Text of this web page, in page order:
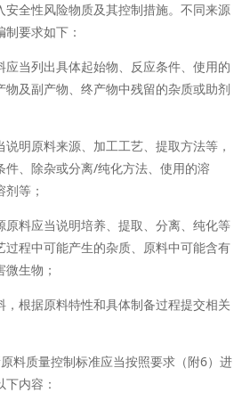
安全性风险物质及其控制措施。不同来源
要求如下：
应当列出具体起始物、反应条件、使用的
及副产物、终产物中残留的杂质或助剂
说明原料来源、加工工艺、提取方法等，
件、除杂或分离/纯化方法、使用的溶
等；
原料应当说明培养、提取、分离、纯化等
过程中可能产生的杂质、原料中可能含有
生物；
，根据原料特性和具体制备过程提交相关
料质量控制标准应当按照要求（附6）进
内容：